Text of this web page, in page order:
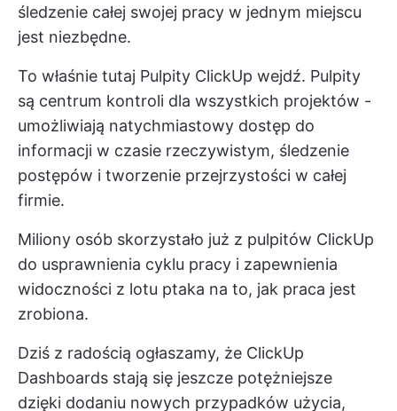
śledzenie całej swojej pracy w jednym miejscu
jest niezbędne.
To właśnie tutaj Pulpity ClickUp wejdź. Pulpity
są centrum kontroli dla wszystkich projektów -
umożliwiają natychmiastowy dostęp do
informacji w czasie rzeczywistym, śledzenie
postępów i tworzenie przejrzystości w całej
firmie.
Miliony osób skorzystało już z pulpitów ClickUp
do usprawnienia cyklu pracy i zapewnienia
widoczności z lotu ptaka na to, jak praca jest
zrobiona.
Dziś z radością ogłaszamy, że ClickUp
Dashboards stają się jeszcze potężniejsze
dzięki dodaniu nowych przypadków użycia,